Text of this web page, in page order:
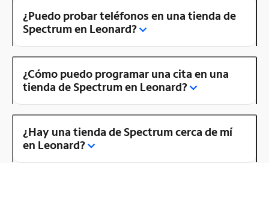
¿Puedo probar teléfonos en una tienda de
Spectrum en Leonard?
¿Cómo puedo programar una cita en una
tienda de Spectrum en Leonard?
¿Hay una tienda de Spectrum cerca de mí
en Leonard?